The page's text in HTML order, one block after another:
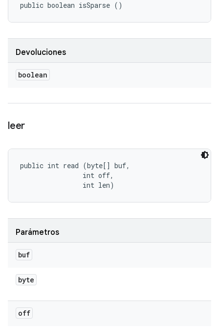
public boolean isSparse ()
Devoluciones
boolean
leer
public int read (byte[] buf,
                int off,
                int len)
Parámetros
buf
byte
off